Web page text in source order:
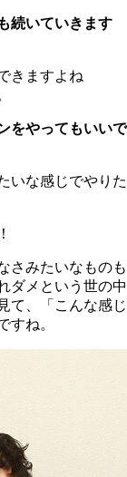
続いていきます
きますよね
をやってもいいで
いな感じでやりた
さみたいなものも
ダメという世の中
て、「こんな感じ
すね。